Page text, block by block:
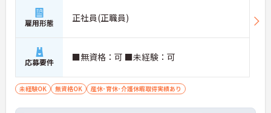
雇用形態 正社員(正職員)
応募要件 ■無資格：可 ■未経験：可
未経験OK 無資格OK 産休･育休･介護休暇取得実績あり